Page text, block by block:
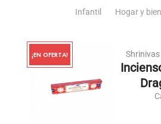
Infantil
Hogar y
¡EN OFERTA!